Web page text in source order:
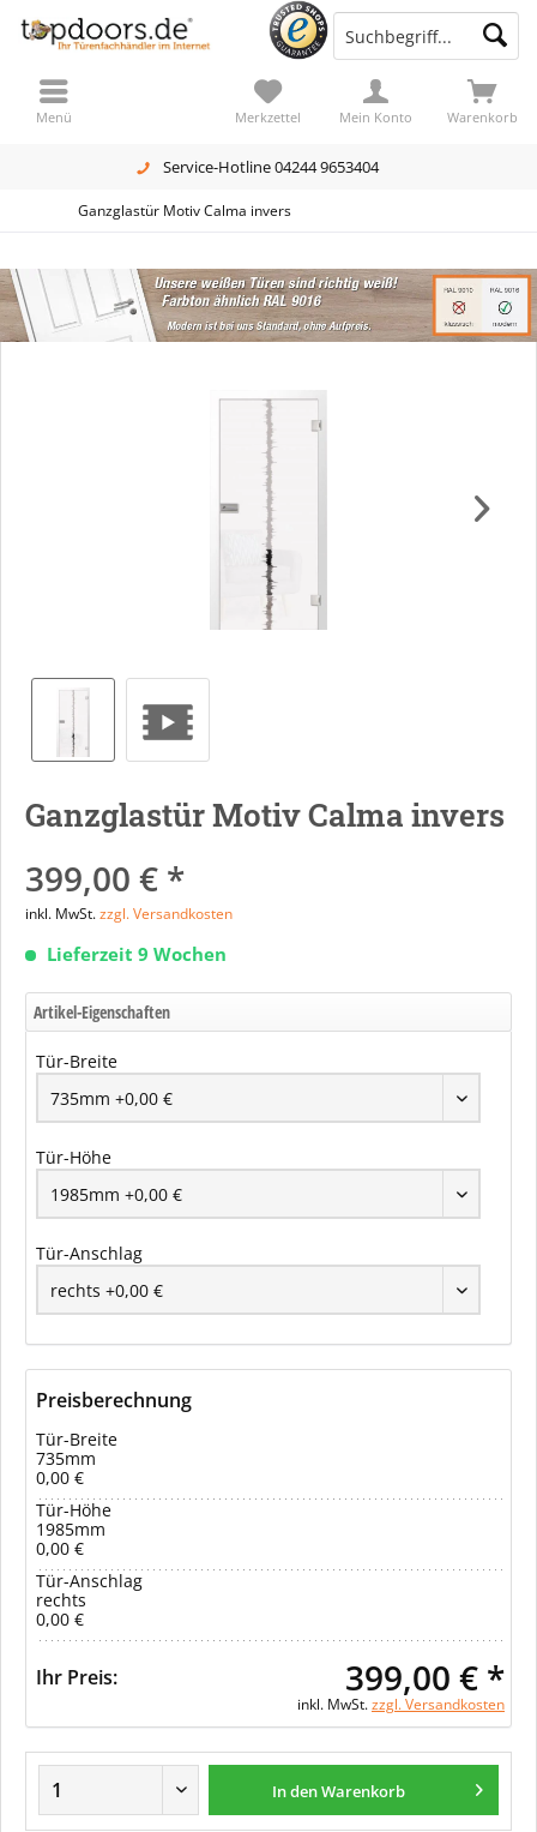
Service-Hotline 04244 9653404
Warenkorb
Merkzettel Mein Konto
Menü
Ganzglastür Motiv Calma invers
Ganzglastür Motiv Calma invers
399,00 € *
inkl. MwSt.zzgl. Versandkosten
Lieferzeit 9 Wochen
Artikel-Eigenschaften
Tür-Breite
Tür-Höhe
Tür-Anschlag
Preisberechnung
Tür-Breite
735mm
0,00 €
Tür-Höhe
1985mm
0,00 €
Tür-Anschlag
rechts
0,00 €
Ihr Preis: 399,00 € *
inkl. MwSt.zzgl. Versandkosten
In den Warenkorb